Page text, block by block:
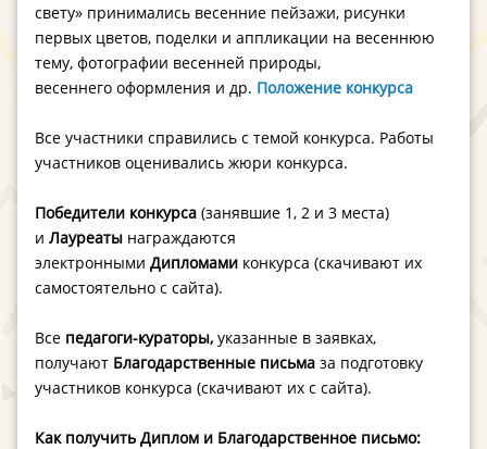
свету» принимались весенние пейзажи, рисунки
первых цветов, поделки и аппликации на весеннюю
тему, фотографии весенней природы,
весеннего оформления и др. Положение конкурса
Все участники справились с темой конкурса. Работы
участников оценивались жюри конкурса.
Победители конкурса (занявшие 1, 2 и 3 места)
и Лауреаты награждаются
электронными Дипломами конкурса (скачивают их
самостоятельно с сайта).
Все педагоги-кураторы, указанные в заявках,
получают Благодарственные письма за подготовку
участников конкурса (скачивают их с сайта).
Как получить Диплом и Благодарственное письмо: